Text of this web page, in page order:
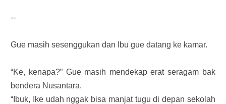
--
Gue masih sesenggukan dan Ibu gue datang ke kamar.
“Ke, kenapa?” Gue masih mendekap erat seragam bak
bendera Nusantara.
“Ibuk, Ike udah nggak bisa manjat tugu di depan sekolah